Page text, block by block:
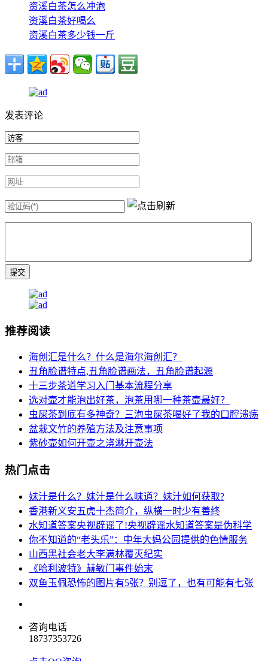
资溪白茶怎么冲泡
资溪白茶好喝么
资溪白茶多少钱一斤
发表评论
推荐阅读
海创汇是什么？什么是海尔海创汇？
丑角脸谱特点,丑角脸谱画法，丑角脸谱起源
十三步茶道学习入门基本流程分享
选对壶才能泡出好茶，泡茶用哪一种茶壶最好？
虫屎茶到底有多神奇？三泡虫屎茶喝好了我的口腔溃疡
盆栽文竹的养殖方法及注意事项
紫砂壶如何开壶之浇淋开壶法
热门点击
妹汁是什么？妹汁是什么味道？妹汁如何获取?
香港新义安五虎十杰简介，纵横一时少有善终
水知道答案央视辟谣了!央视辟谣水知道答案是伪科学
你不知道的“老头乐”：中年大妈公园提供的色情服务
山西黑社会老大李满林覆灭纪实
《哈利波特》赫敏门事件始末
双鱼玉佩恐怖的图片有5张？别逗了，也有可能有七张
咨询电话
18737353726